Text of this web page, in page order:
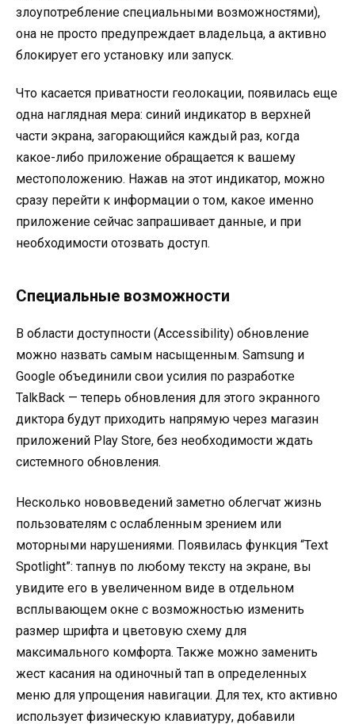
злоупотребление специальными возможностями),
она не просто предупреждает владельца, а активно
блокирует его установку или запуск.
Что касается приватности геолокации, появилась еще
одна наглядная мера: синий индикатор в верхней
части экрана, загорающийся каждый раз, когда
какое-либо приложение обращается к вашему
местоположению. Нажав на этот индикатор, можно
сразу перейти к информации о том, какое именно
приложение сейчас запрашивает данные, и при
необходимости отозвать доступ.
Специальные возможности
В области доступности (Accessibility) обновление
можно назвать самым насыщенным. Samsung и
Google объединили свои усилия по разработке
TalkBack — теперь обновления для этого экранного
диктора будут приходить напрямую через магазин
приложений Play Store, без необходимости ждать
системного обновления.
Несколько нововведений заметно облегчат жизнь
пользователям с ослабленным зрением или
моторными нарушениями. Появилась функция “Text
Spotlight”: тапнув по любому тексту на экране, вы
увидите его в увеличенном виде в отдельном
всплывающем окне с возможностью изменить
размер шрифта и цветовую схему для
максимального комфорта. Также можно заменить
жест касания на одиночный тап в определенных
меню для упрощения навигации. Для тех, кто активно
использует физическую клавиатуру, добавили